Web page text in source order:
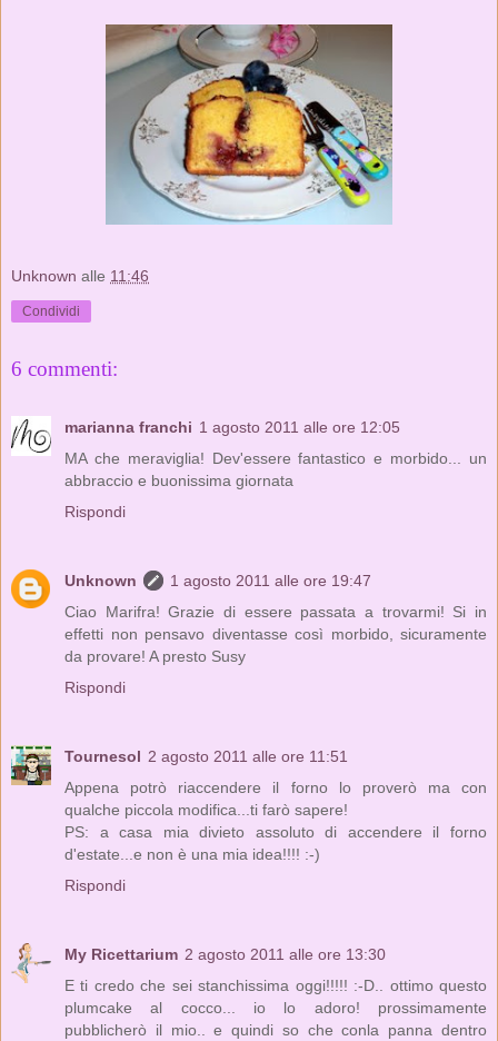
Unknown alle 11:46
Condividi
6 commenti:
marianna franchi 1 agosto 2011 alle ore 12:05
MA che meraviglia! Dev'essere fantastico e morbido... un
abbraccio e buonissima giornata
Rispondi
Unknown
1 agosto 2011 alle ore 19:47
Ciao Marifra! Grazie di essere passata a trovarmi! Si in
effetti non pensavo diventasse così morbido, sicuramente
da provare! A presto Susy
Rispondi
Tournesol 2 agosto 2011 alle ore 11:51
Appena potrò riaccendere il forno lo proverò ma con
qualche piccola modifica...ti farò sapere!
PS: a casa mia divieto assoluto di accendere il forno
d'estate...e non è una mia idea!!!! :-)
Rispondi
My Ricettarium 2 agosto 2011 alle ore 13:30
E ti credo che sei stanchissima oggi!!!!! :-D.. ottimo questo
plumcake al cocco... io lo adoro! prossimamente
pubblicherò il mio.. e quindi so che conla panna dentro